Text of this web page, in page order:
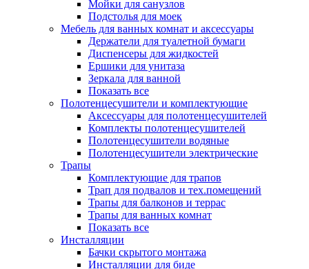
Мойки для санузлов
Подстолья для моек
Мебель для ванных комнат и аксессуары
Держатели для туалетной бумаги
Диспенсеры для жидкостей
Ершики для унитаза
Зеркала для ванной
Показать все
Полотенцесушители и комплектующие
Аксессуары для полотенцесушителей
Комплекты полотенцесушителей
Полотенцесушители водяные
Полотенцесушители электрические
Трапы
Комплектующие для трапов
Трап для подвалов и тех.помещений
Трапы для балконов и террас
Трапы для ванных комнат
Показать все
Инсталляции
Бачки скрытого монтажа
Инсталляции для биде